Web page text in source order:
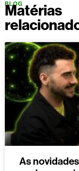
BLOG
Matérias
As